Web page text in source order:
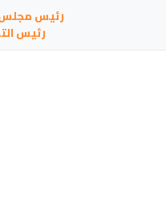
رئيس مجلس
رئيس